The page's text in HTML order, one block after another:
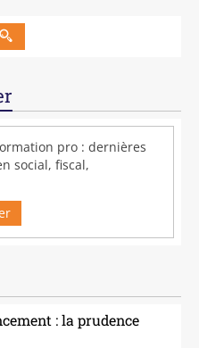
pro : dernières
social, fiscal,
: la prudence